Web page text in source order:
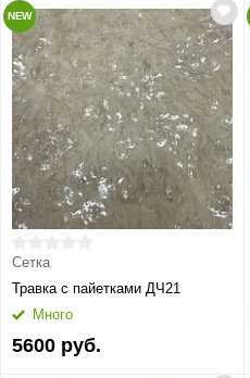
NEW
Сетка
Травка с пайетками ДЧ21
Много
5600 руб.